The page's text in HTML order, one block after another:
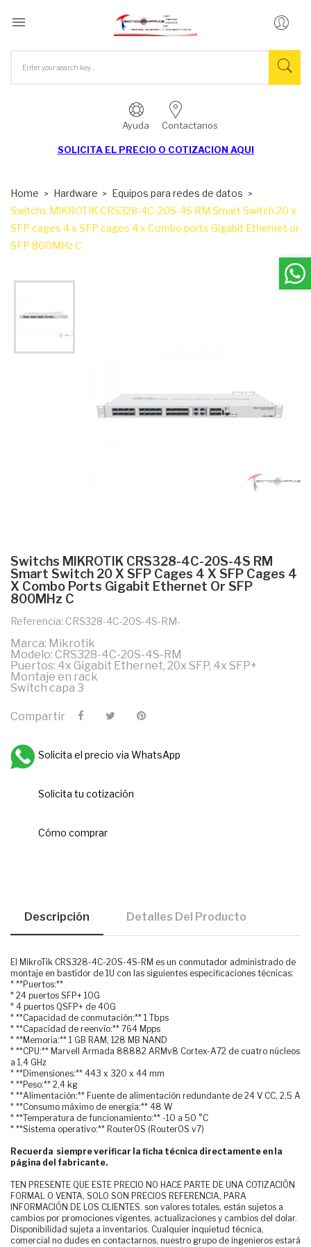

Ayuda Contactanos
SOLICITA EL PRECIO O COTIZACION AQUI
Home Hardware
Equipos para redes de datos
Switchs MIKROTIK CRS328-4C-20S-4S RM Smart Switch 20 x
SFP cages 4 x SFP cages 4 x Combo ports Gigabit Ethernet or
SFP 800MHz C
Switchs MIKROTIK CRS328-4C-20S-4S RM
Smart Switch 20 X SFP Cages 4 X SFP Cages 4
X Combo Ports Gigabit Ethernet Or SFP
800MHz C
Referencia: CRS328-4C-20S-4S-RM-
Marca: Mikrotik
Modelo: CRS328-4C-20S-4S-RM
Puertos: 4x Gigabit Ethernet, 20x SFP, 4x SFP+
Montaje en rack
Switch capa 3
Compartir
Solicita el precio via WhatsApp
Solicita tu cotización
Cómo comprar
Descripción Detalles Del Producto
El MikroTik CRS328-4C-20S-4S-RM es un conmutador administrado de
montaje en bastidor de 1U con las siguientes especificaciones técnicas:
* **Puertos:**
* 24 puertos SFP+ 10G
* 4 puertos QSFP+ de 40G
* **Capacidad de conmutación:** 1 Tbps
* **Capacidad de reenvío:** 764 Mpps
* **Memoria:** 1 GB RAM, 128 MB NAND
* **CPU:** Marvell Armada 88882 ARMv8 Cortex-A72 de cuatro núcleos
a 1,4 GHz
* **Dimensiones:** 443 x 320 x 44 mm
* **Peso:** 2,4 kg
* **Alimentación:** Fuente de alimentación redundante de 24 V CC, 2,5 A
* **Consumo máximo de energía:** 48 W
* **Temperatura de funcionamiento:** -10 a 50 °C
* **Sistema operativo:** RouterOS (RouterOS v7)
Recuerda siempre verificar la ficha técnica directamente en la
página del fabricante.
TEN PRESENTE QUE ESTE PRECIO NO HACE PARTE DE UNA COTIZACIÓN
FORMAL O VENTA, SOLO SON PRECIOS REFERENCIA, PARA
INFORMACIÓN DE LOS CLIENTES. son valores totales, están sujetos a
cambios por promociones vigentes, actualizaciones y cambios del dolar.
Disponibilidad sujeta a inventarios. Cualquier inquietud técnica,
comercial no dudes en contactarnos, nuestro grupo de ingenieros estará